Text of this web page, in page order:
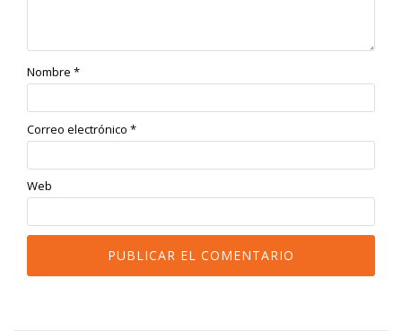
Nombre *
Correo electrónico *
Web